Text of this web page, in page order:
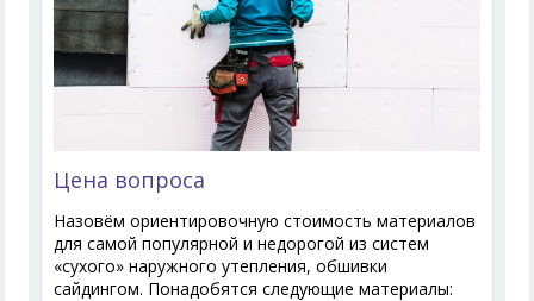
Цена вопроса
Назовём ориентировочную стоимость материалов
для самой популярной и недорогой из систем
«сухого» наружного утепления, обшивки
сайдингом. Понадобятся следующие материалы: